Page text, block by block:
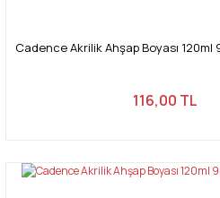
Cadence Akrilik Ahşap Boyası 120ml
116,00 TL